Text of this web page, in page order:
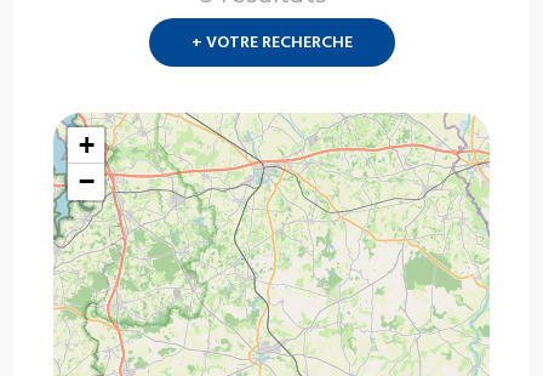
+ VOTRE RECHERCHE
+
−